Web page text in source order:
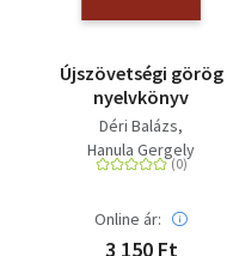
Újszövetségi görög
nyelvkönyv
Déri Balázs
Hanula Gergely
Online ár:
3 150 Ft